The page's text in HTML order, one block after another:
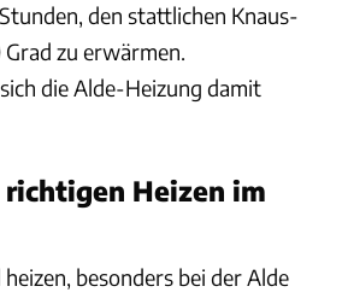
den stattlichen Knaus-
zu erwärmen.
die Alde-Heizung damit
richtigen Heizen im
besonders bei der Alde